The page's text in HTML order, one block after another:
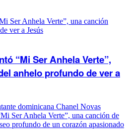
“Mi Ser Anhela Verte”,
anhelo profundo de ver a
dominicana Chanel Novas
Ser Anhela Verte”, una canción de
profundo de un corazón apasionado